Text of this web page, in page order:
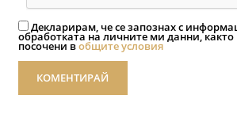
Декларирам, че се запознах с
обработката на личните ми данни,
посочени вобщите условия
КОМЕНТИРАЙ